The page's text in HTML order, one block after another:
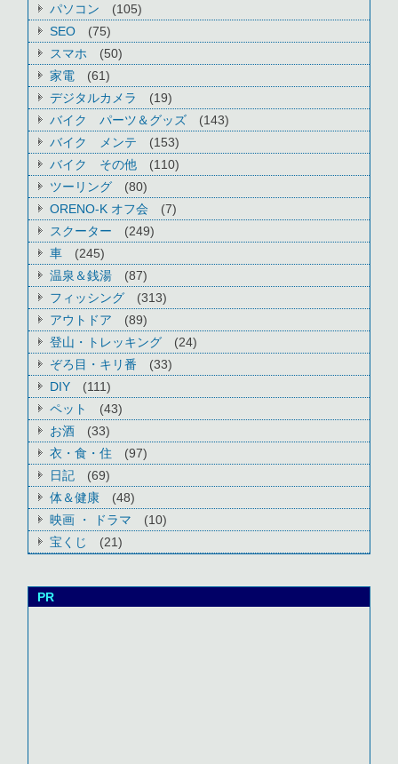
パソコン
(105)
SEO
(75)
スマホ
(50)
家電
(61)
デジタルカメラ
(19)
バイク パーツ＆グッズ
(143)
バイク メンテ
(153)
バイク その他
(110)
ツーリング
(80)
ORENO-K オフ会
(7)
スクーター
(249)
車
(245)
温泉＆銭湯
(87)
フィッシング
(313)
アウトドア
(89)
登山・トレッキング
(24)
ぞろ目・キリ番
(33)
DIY
(111)
ペット
(43)
お酒
(33)
衣・食・住
(97)
日記
(69)
体＆健康
(48)
映画 ・ ドラマ
(10)
宝くじ
(21)
PR